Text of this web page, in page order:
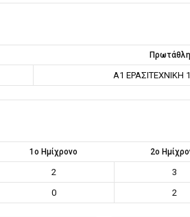
Α1 ΕΡΑΣΙΤΕΧΝΙΚΗ
1ο Ημίχρονο 2ο
2 3
0 2